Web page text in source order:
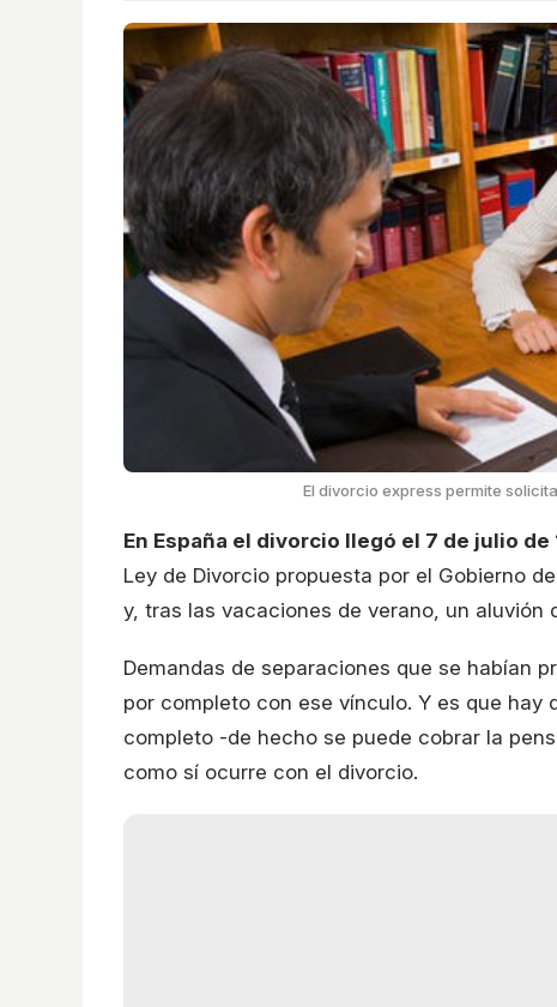
El divorcio express permite
En España el divorcio llegó el 7 de julio de
Ley de Divorcio propuesta por el Gobierno
y, tras las vacaciones de verano, un aluvión
Demandas de separaciones que se habían
por completo con ese vínculo. Y es que
completo -de hecho se puede cobrar la
como sí ocurre con el divorcio.